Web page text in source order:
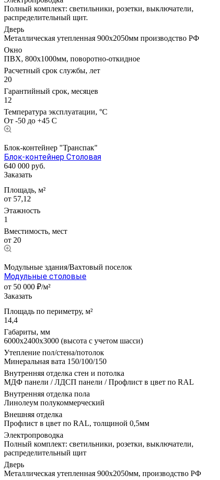
Полный комплект: светильники, розетки, выключатели,
распределительный щит.
Дверь
Металлическая утепленная 900х2050мм производство РФ
Окно
ПВХ, 800х1000мм, поворотно-откидное
Расчетный срок службы, лет
20
Гарантийный срок, месяцев
12
Температура эксплуатации, °С
От -50 до +45 С
Блок-контейнер "Транспак"
Блок-контейнер Столовая
640 000 руб.
Заказать
Площадь, м²
от 57,12
Этажность
1
Вместимость, мест
от 20
Модульные здания/Вахтовый поселок
Модульные столовые
от 50 000 ₽/м²
Заказать
Площадь по периметру, м²
14,4
Габариты, мм
6000х2400х3000 (высота с учетом шасси)
Утепление пол/стена/потолок
Минеральная вата 150/100/150
Внутренняя отделка стен и потолка
МДФ панели / ЛДСП панели / Профлист в цвет по RAL
Внутренняя отделка пола
Линолеум полукоммерческий
Внешняя отделка
Профлист в цвет по RAL, толщиной 0,5мм
Электропроводка
Полный комплект: светильники, розетки, выключатели,
распределительный щит
Дверь
Металлическая утепленная 900х2050мм, производство РФ